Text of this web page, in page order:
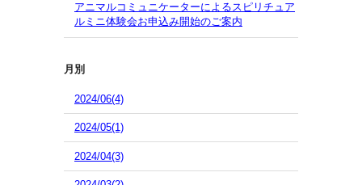
アニマルコミュニケーターによるスピリチュア
ルミニ体験会お申込み開始のご案内
月別
2024/06(4)
2024/05(1)
2024/04(3)